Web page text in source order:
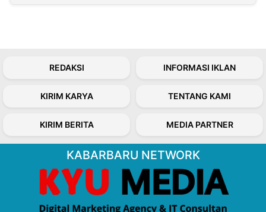
REDAKSI INFORMASI IKLAN
KIRIM KARYA TENTANG KAMI
KIRIM BERITA MEDIA PARTNER
KABARBARU NETWORK